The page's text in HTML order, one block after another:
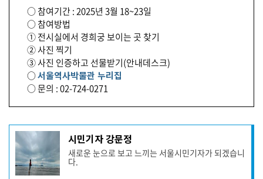
○ 참여기간 : 2025년 3월 18~23일
○ 참여방법
① 전시실에서 경희궁 보이는 곳 찾기
② 사진 찍기
③ 사진 인증하고 선물받기(안내데스크)
○서울역사박물관 누리집
○ 문의 : 02-724-0271
기
사
작
성
자
시민기자 강문정
새로운 눈으로 보고 느끼는 서울시민기자가 되겠습니
다.